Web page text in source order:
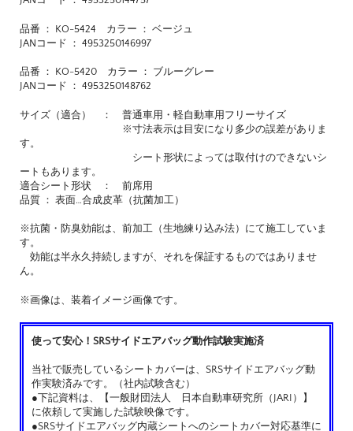
品番 ： KO-5424 カラー ： ベージュ
JANコード ： 4953250146997
品番 ： KO-5420 カラー ： ブルーグレー
JANコード ： 4953250148762
サイズ（適合） ： 普通車用・軽自動車用フリーサイズ
※寸法表示は目安になり多少の誤差がありま
す。
シート形状によっては取付けのできないシ
ートもあります。
適合シート形状 ： 前席用
品質 ： 表面…合成皮革（抗菌加工）
※抗菌・防臭効能は、前加工（生地練り込み法）にて施工していま
す。
効能は半永久持続しますが、それを保証するものではありませ
ん。
※画像は、装着イメージ画像です。
使って安心！SRSサイドエアバッグ動作試験実施済
当社で販売しているシートカバーは、SRSサイドエアバッグ動
作実験済みです。（社内試験含む）
●下記資料は、【一般財団法人 日本自動車研究所（JARI）】
に依頼して実施した試験映像です。
●SRSサイドエアバッグ内蔵シートへのシートカバー対応基準に